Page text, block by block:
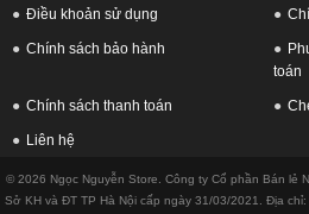
Điều khoản sử dụng
Chính sách bảo hành
toán
Chính sách thanh toán
Liên hệ
© 2026 Ngọc Nguyễn Store. Công ty Cổ phần Bán lẻ
Sở KH và ĐT TP Hà Nội cấp ngày 31/03/2021. Địa